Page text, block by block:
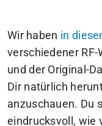
Wir haben in
verschiedener
und der Original-
Dir natürlich
anzuschauen. Du
eindrucksvoll, wie